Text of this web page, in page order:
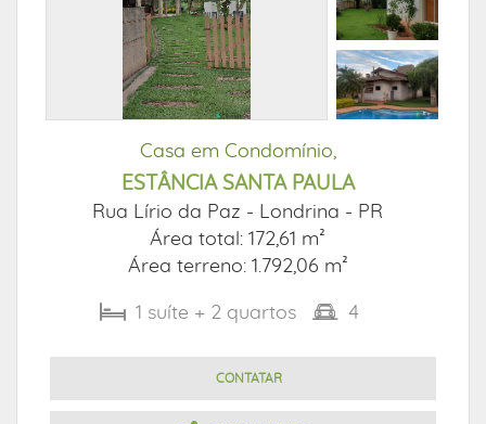
Casa em Condomínio,
ESTÂNCIA SANTA PAULA
Rua Lírio da Paz - Londrina - PR
Área total: 172,61 m²
Área terreno: 1.792,06 m²
1 suíte + 2 quartos 4
CONTATAR